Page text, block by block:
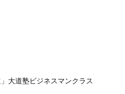
大道塾ビジネスマンクラス